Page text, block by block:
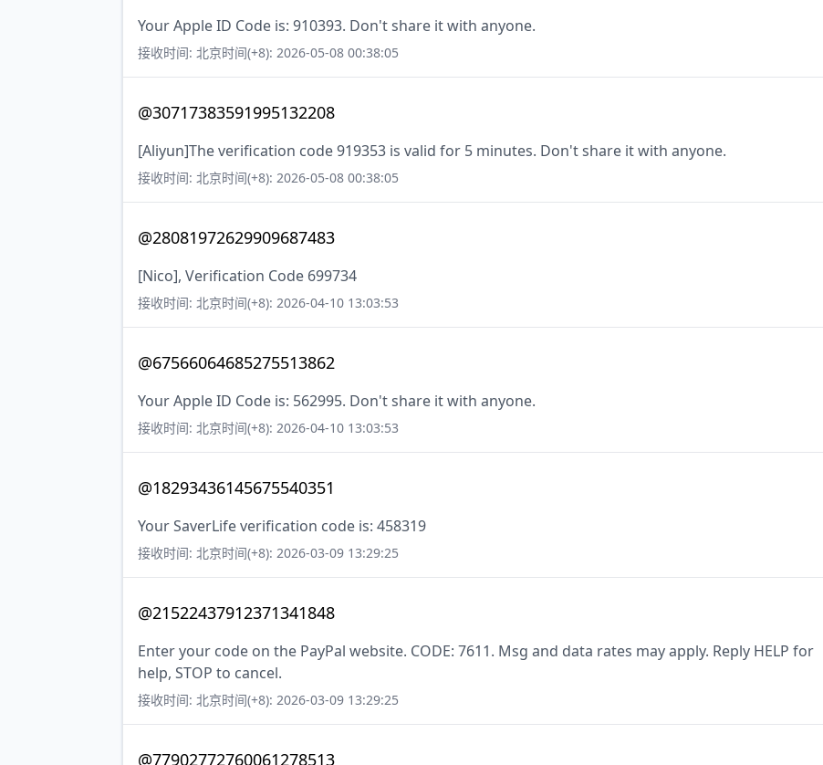
Your Apple ID Code is: 910393. Don't share it with anyone.
接收时间: 北京时间(+8): 2026-05-08 00:38:05
@30717383591995132208
[Aliyun]The verification code 919353 is valid for 5 minutes. Don't share it with anyone.
接收时间: 北京时间(+8): 2026-05-08 00:38:05
@28081972629909687483
[Nico], Verification Code 699734
接收时间: 北京时间(+8): 2026-04-10 13:03:53
@67566064685275513862
Your Apple ID Code is: 562995. Don't share it with anyone.
接收时间: 北京时间(+8): 2026-04-10 13:03:53
@18293436145675540351
Your SaverLife verification code is: 458319
接收时间: 北京时间(+8): 2026-03-09 13:29:25
@21522437912371341848
Enter your code on the PayPal website. CODE: 7611. Msg and data rates may apply. Reply HELP for
help, STOP to cancel.
接收时间: 北京时间(+8): 2026-03-09 13:29:25
@77902772760061278513